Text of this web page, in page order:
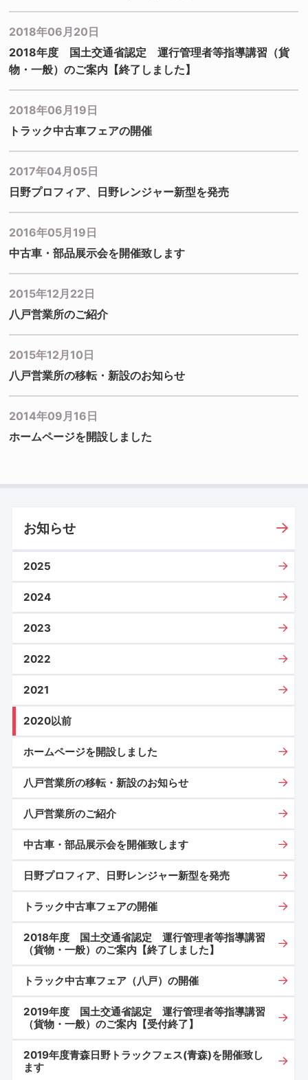
2018年06月20日
2018年度 国土交通省認定 運行管理者等指導講習（貨
物・一般）のご案内【終了しました】
2018年06月19日
トラック中古車フェアの開催
2017年04月05日
日野プロフィア、日野レンジャー新型を発売
2016年05月19日
中古車・部品展示会を開催致します
2015年12月22日
八戸営業所のご紹介
2015年12月10日
八戸営業所の移転・新設のお知らせ
2014年09月16日
ホームページを開設しました
お知らせ
2025
2024
2023
2022
2021
2020以前
ホームページを開設しました
八戸営業所の移転・新設のお知らせ
八戸営業所のご紹介
中古車・部品展示会を開催致します
日野プロフィア、日野レンジャー新型を発売
トラック中古車フェアの開催
2018年度 国土交通省認定 運行管理者等指導講習
（貨物・一般）のご案内【終了しました】
トラック中古車フェア（八戸）の開催
2019年度 国土交通省認定 運行管理者等指導講習
（貨物・一般）のご案内【受付終了】
2019年度青森日野トラックフェス(青森)を開催致し
ます